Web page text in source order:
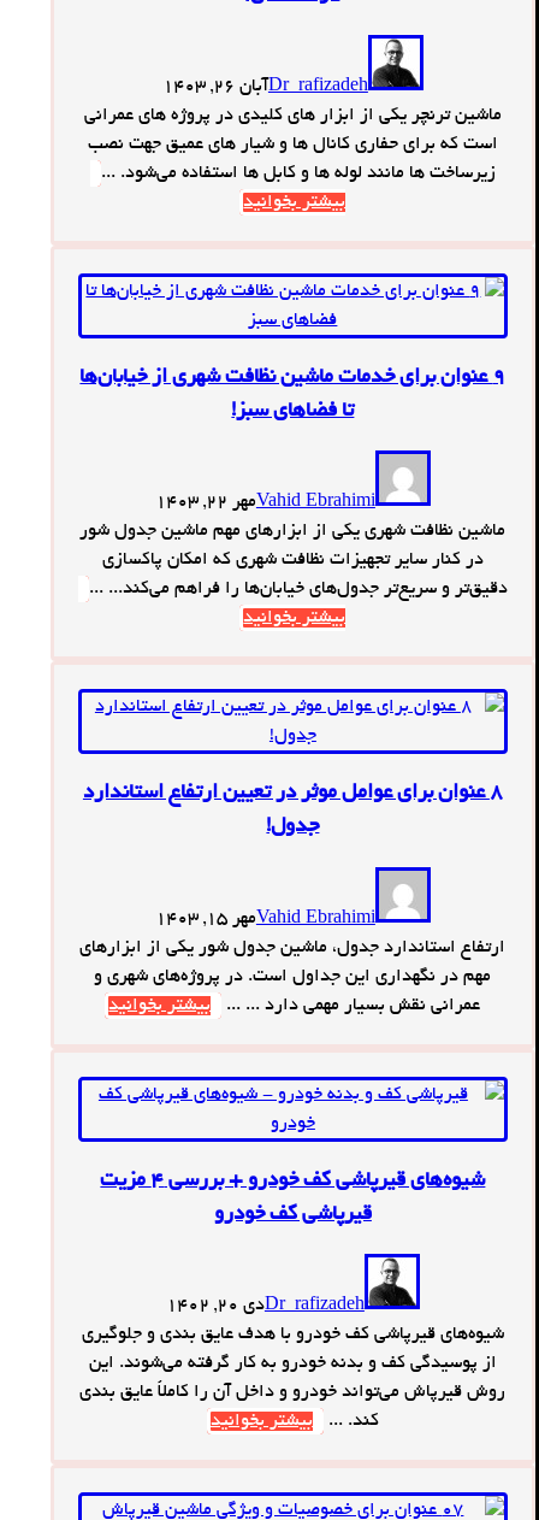
Dr_rafizadehآبان 26, 1403
ماشین ترنچر یکی از ابزار های کلیدی در پروژه‌ های عمرانی
است که برای حفاری کانال‌ ها و شیار های عمیق جهت نصب
زیرساخت ‌ها مانند لوله ‌ها و کابل ‌ها استفاده می‌شود. ...
بیشتر بخوانید
9 عنوان برای خدمات ماشین نظافت شهری از خیابان‌ها
تا فضاهای سبز!
Vahid Ebrahimiمهر 22, 1403
ماشین نظافت شهری یکی از ابزارهای مهم ماشین جدول شور
در کنار سایر تجهیزات نظافت شهری که امکان پاکسازی
دقیق‌تر و سریع‌تر جدول‌های خیابان‌ها را فراهم می‌کند... ...
بیشتر بخوانید
8 عنوان برای عوامل موثر در تعیین ارتفاع استاندارد
جدول!
Vahid Ebrahimiمهر 15, 1403
ارتفاع استاندارد جدول‌، ماشین جدول شور یکی از ابزارهای
مهم در نگهداری این جداول است. در پروژه‌های شهری و
عمرانی نقش بسیار مهمی دارد ... ...
بیشتر بخوانید
شیوه‌های قیرپاشی کف خودرو + بررسی 4 مزیت
قیرپاشی کف خودرو
Dr_rafizadehدی 20, 1402
شیوه‌های قیرپاشی کف خودرو با هدف عایق بندی و جلوگیری
از پوسیدگی کف و بدنه خودرو به کار گرفته می‌شوند. این
روش قیرپاش می‌تواند خودرو و داخل آن را کاملاً عایق بندی
کند. ...
بیشتر بخوانید